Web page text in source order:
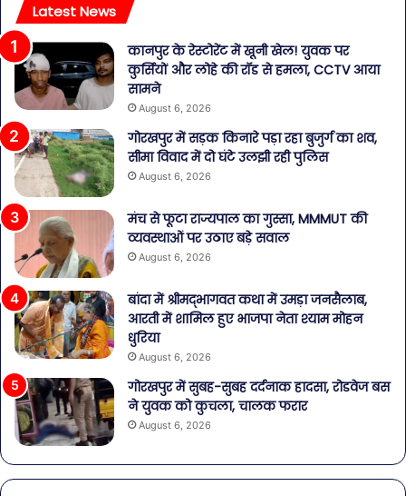
Latest News
कानपुर के रेस्टोरेंट में खूनी खेल! युवक पर
कुर्सियों और लोहे की रॉड से हमला, CCTV आया
सामने
August 6, 2026
गोरखपुर में सड़क किनारे पड़ा रहा बुजुर्ग का शव,
सीमा विवाद में दो घंटे उलझी रही पुलिस
August 6, 2026
मंच से फूटा राज्यपाल का गुस्सा, MMMUT की
व्यवस्थाओं पर उठाए बड़े सवाल
August 6, 2026
बांदा में श्रीमद्भागवत कथा में उमड़ा जनसैलाब,
आरती में शामिल हुए भाजपा नेता श्याम मोहन
धुरिया
August 6, 2026
गोरखपुर में सुबह-सुबह दर्दनाक हादसा, रोडवेज बस
ने युवक को कुचला, चालक फरार
August 6, 2026